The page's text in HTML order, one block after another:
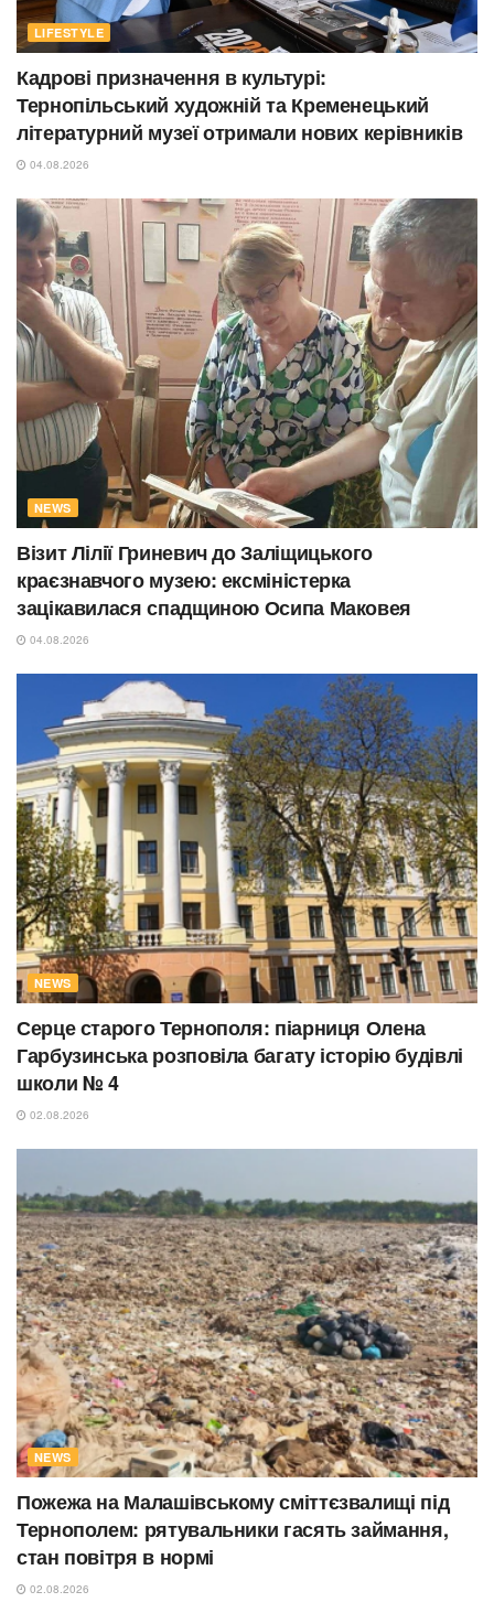
LIFESTYLE
Кадрові призначення в культурі:
Тернопільський художній та Кременецький
літературний музеї отримали нових керівників
04.08.2026
NEWS
Візит Лілії Гриневич до Заліщицького
краєзнавчого музею: ексміністерка
зацікавилася спадщиною Осипа Маковея
04.08.2026
NEWS
Серце старого Тернополя: піарниця Олена
Гарбузинська розповіла багату історію будівлі
школи № 4
02.08.2026
NEWS
Пожежа на Малашівському сміттєзвалищі під
Тернополем: рятувальники гасять займання,
стан повітря в нормі
02.08.2026